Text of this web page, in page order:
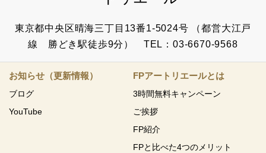
東京都中央区晴海三丁目13番1-5024号 （都営大江戸
線 勝どき駅徒歩9分） TEL：03-6670-9568
お知らせ（更新情報）
ブログ
YouTube
FPアートリエールとは
3時間無料キャンペーン
ご挨拶
FP紹介
FPと比べた4つのメリット